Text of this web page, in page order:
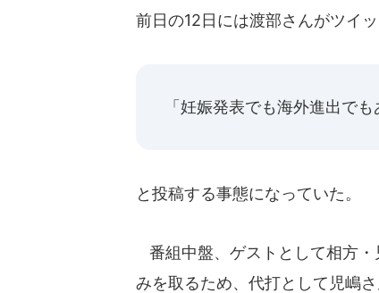
前日の12日には渡部さんがツイ
「妊娠発表でも海外進出でも
と投稿する事態になっていた。
番組中盤、ゲストとして相方
みを取るため、代打として児嶋